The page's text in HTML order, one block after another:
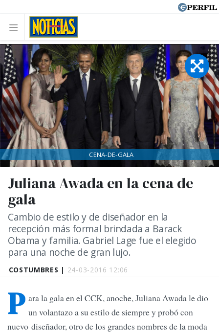
COSTUMBRES | 24-03-2016 12:06
Juliana Awada en la cena de
gala
Cambio de estilo y de diseñador en la
recepción más formal brindada a Barack
Obama y familia. Gabriel Lage fue el elegido
para una noche de gran lujo.
CENA-DE-GALA
P ara la gala en el CCK, anoche, Juliana Awada le dio
un volantazo a su estilo de siempre y probó con
nuevo diseñador, otro de los grandes nombres de la moda